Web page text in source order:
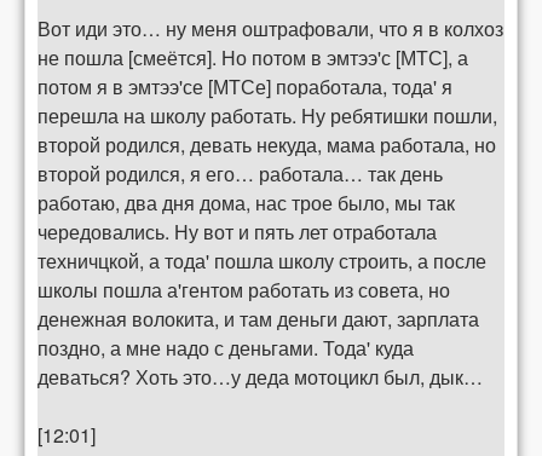
Вот иди это… ну меня оштрафовали, что я в колхоз
не пошла [смеётся]. Но потом в эмтээ'с [МТС], а
потом я в эмтээ'се [МТСе] поработала, тода' я
перешла на школу работать. Ну ребятишки пошли,
второй родился, девать некуда, мама работала, но
второй родился, я его… работала… так день
работаю, два дня дома, нас трое было, мы так
чередовались. Ну вот и пять лет отработала
техничцкой, а тода' пошла школу строить, а после
школы пошла а'гентом работать из совета, но
денежная волокита, и там деньги дают, зарплата
поздно, а мне надо с деньгами. Тода' куда
деваться? Хоть это…у деда мотоцикл был, дык…
[12:01]